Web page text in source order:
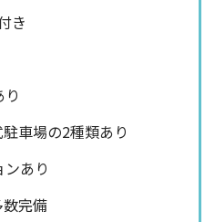
き
車場の2種類あり
あり
完備